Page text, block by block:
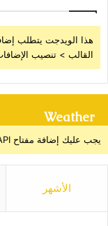
هذا الويدجت يتطلب
القالب > تنصيب
Weather
يجب عليك إضافة مفتاح API للطقس من خلال صفحة إعدادات القالب > الدمج
الأشهر